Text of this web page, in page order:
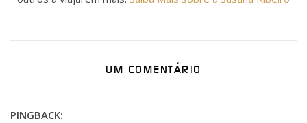
UM COMENTÁRIO
PINGBACK: